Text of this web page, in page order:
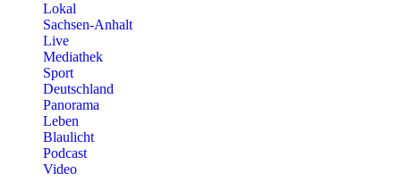
Lokal
Sachsen-Anhalt
Live
Mediathek
Sport
Deutschland
Panorama
Leben
Blaulicht
Podcast
Video